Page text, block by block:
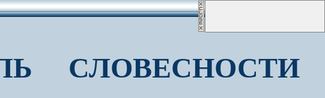
СЛОВЕСНОСТИ